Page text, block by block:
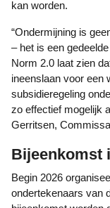
kan worden.
“Ondermijning is geen probleem van één overheid of organisatie
– het is een
Norm 2.0 laat zien
ineenslaan voor een
subsidieregeling
zo effectief mogelijk
Gerritsen,
Bijeenkomst
Begin 2026 organiseert de provincie een bijeenkomst voor alle
ondertekenaars van